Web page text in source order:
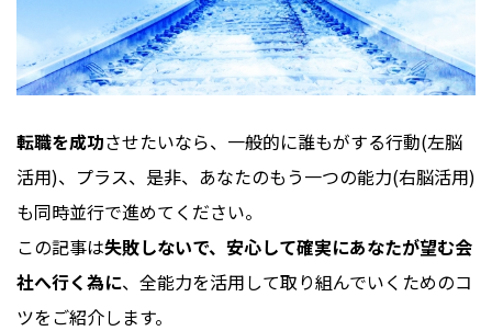
転職を成功させたいなら、一般的に誰もがする行動(左脳
活用)、プラス、是非、あなたのもう一つの能力(右脳活用)
も同時並行で進めてください。
この記事は失敗しないで、安心して確実にあなたが望む会
社へ行く為に、全能力を活用して取り組んでいくためのコ
ツをご紹介します。